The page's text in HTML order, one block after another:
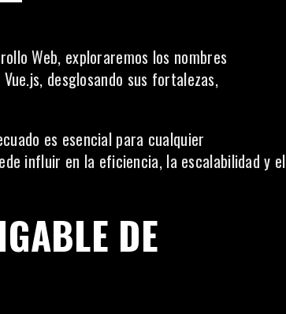
Web, exploraremos los nombres
desglosando sus fortalezas,
es esencial para cualquier
influir en la eficiencia, la escalabilidad y el
DE